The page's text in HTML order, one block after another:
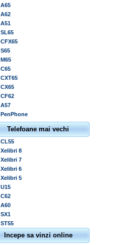
A65
A62
A51
SL65
CFX65
S65
M65
C65
CXT65
CX65
CF62
A57
PenPhone
Telefoane mai vechi
CL55
Xelibri 8
Xelibri 7
Xelibri 6
Xelibri 5
U15
C62
A60
SX1
ST55
Incepe sa vinzi online